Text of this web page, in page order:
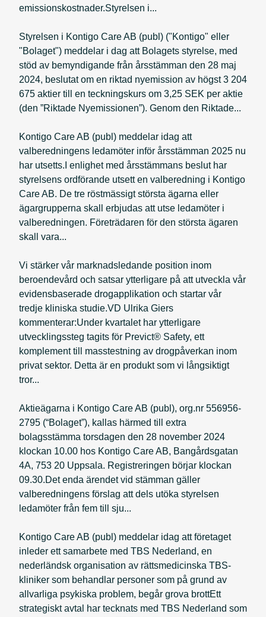
emissionskostnader.Styrelsen i...
Styrelsen i Kontigo Care AB (publ) ("Kontigo" eller
"Bolaget") meddelar i dag att Bolagets styrelse, med
stöd av bemyndigande från årsstämman den 28 maj
2024, beslutat om en riktad nyemission av högst 3 204
675 aktier till en teckningskurs om 3,25 SEK per aktie
(den ”Riktade Nyemissionen”). Genom den Riktade...
Kontigo Care AB (publ) meddelar idag att
valberedningens ledamöter inför årsstämman 2025 nu
har utsetts.I enlighet med årsstämmans beslut har
styrelsens ordförande utsett en valberedning i Kontigo
Care AB. De tre röstmässigt största ägarna eller
ägargrupperna skall erbjudas att utse ledamöter i
valberedningen. Företrädaren för den största ägaren
skall vara...
Vi stärker vår marknadsledande position inom
beroendevård och satsar ytterligare på att utveckla vår
evidensbaserade drogapplikation och startar vår
tredje kliniska studie.VD Ulrika Giers
kommenterar:Under kvartalet har ytterligare
utvecklingssteg tagits för Previct® Safety, ett
komplement till masstestning av drogpåverkan inom
privat sektor. Detta är en produkt som vi långsiktigt
tror...
Aktieägarna i Kontigo Care AB (publ), org.nr 556956-
2795 (“Bolaget”), kallas härmed till extra
bolagsstämma torsdagen den 28 november 2024
klockan 10.00 hos Kontigo Care AB, Bangårdsgatan
4A, 753 20 Uppsala. Registreringen börjar klockan
09.30.Det enda ärendet vid stämman gäller
valberedningens förslag att dels utöka styrelsen
ledamöter från fem till sju...
Kontigo Care AB (publ) meddelar idag att företaget
inleder ett samarbete med TBS Nederland, en
nederländsk organisation av rättsmedicinska TBS-
kliniker som behandlar personer som på grund av
allvarliga psykiska problem, begår grova brottEtt
strategiskt avtal har tecknats med TBS Nederland som